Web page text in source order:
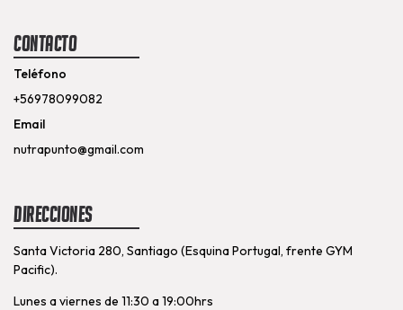
Contacto
Teléfono
+56978099082
Email
nutrapunto@gmail.com
Direcciones
Santa Victoria 280, Santiago (Esquina Portugal, frente GYM
Pacific).
Lunes a viernes de 11:30 a 19:00hrs